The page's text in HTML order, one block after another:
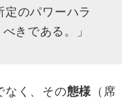
のパワーハラ
きである。」
なく、その態様 （席